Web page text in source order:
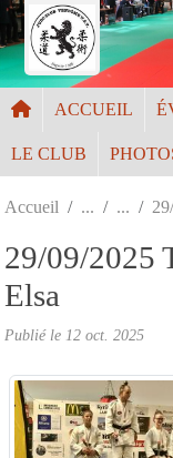
ACCUEIL
LE CLUB
Accueil
29/09/2025
Elsa
Publié le 12 oct. 2025
Panneau de gestion des